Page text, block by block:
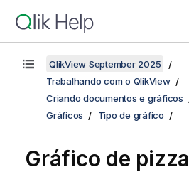
QlikView September 2025
Trabalhando com o QlikView
Criando documentos e gráficos
Gráficos
Tipo de gráfico
Gráfico de pizza